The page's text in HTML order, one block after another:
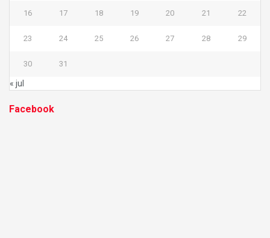
16 17 18 19 20 21 22
23 24 25 26 27 28 29
30 31
« jul
Facebook